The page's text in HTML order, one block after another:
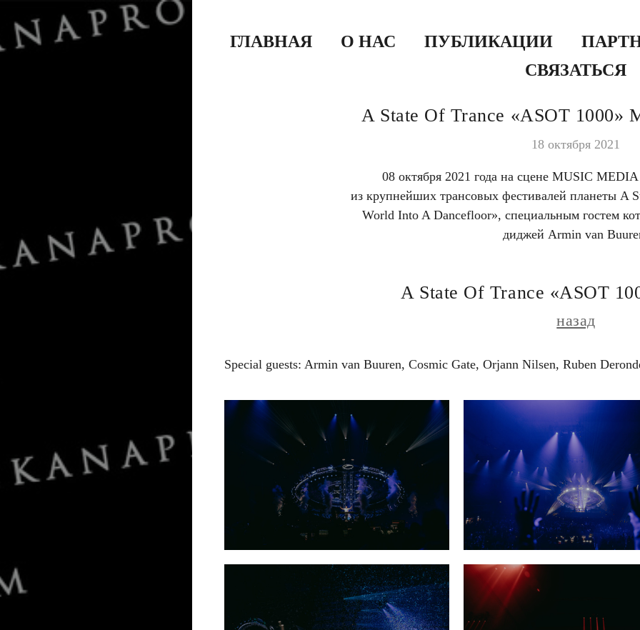
ГЛАВНАЯ О НАС ПУБЛИКАЦИИ
СВЯЗАТЬСЯ
A State Of Trance «ASOT 1000»
18 октября 2021
08 октября 2021 года на сцене MUSIC
из крупнейших трансовых фестивалей планеты A
World Into A Dancefloor», специальным гостем
диджей Armin van
A State Of Trance «ASOT
назад
Special guests: Armin van Buuren, Cosmic Gate, Orjann Nilsen, Ruben
Alexander Popov A State Of Trance